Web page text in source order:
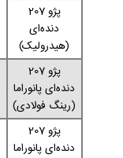
پژو 207
دنده‌ای
(هیدرولیک)
پژو 207
دنده‌ای پانوراما
(رینگ فولادی)
پژو 207
دنده‌ای پانوراما